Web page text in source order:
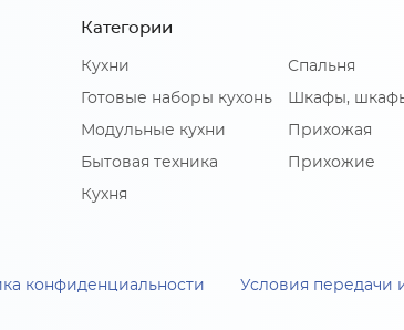
Категории
Кухни
Готовые наборы кухонь
Модульные кухни
Бытовая техника
Кухня
Спальня
Шкафы,
Прихожая
Прихожие
конфиденциальности Условия передачи